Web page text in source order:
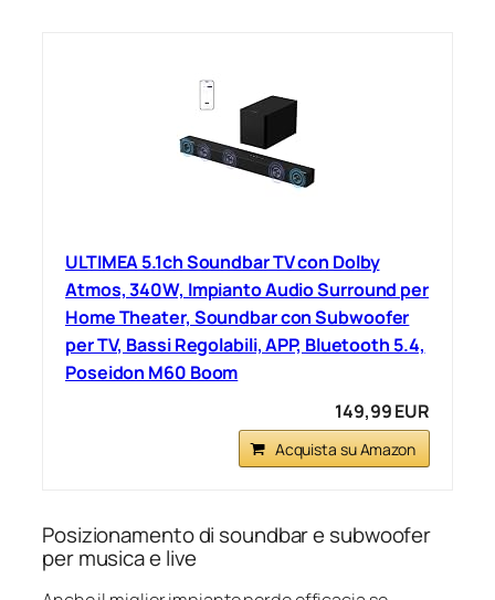
ULTIMEA 5.1ch Soundbar TV con Dolby
Atmos, 340W, Impianto Audio Surround per
Home Theater, Soundbar con Subwoofer
per TV, Bassi Regolabili, APP, Bluetooth 5.4,
Poseidon M60 Boom
149,99 EUR
Acquista su Amazon
Posizionamento di soundbar e subwoofer
per musica e live